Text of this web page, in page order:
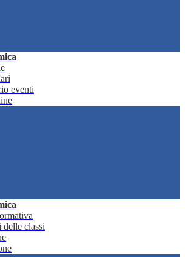
eventi
delle classi